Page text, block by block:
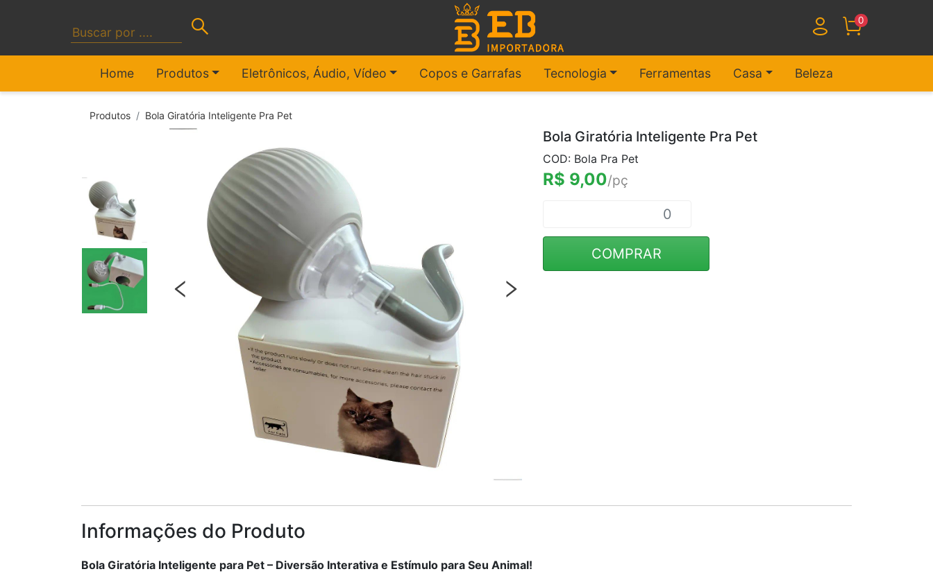
0
Home Produtos Eletrônicos, Áudio, Vídeo Copos e Garrafas Tecnologia Ferramentas Casa Beleza
Produtos Bola Giratória Inteligente Pra Pet
Bola Giratória Inteligente Pra Pet
COD: Bola Pra Pet
R$ 9,00/pç
COMPRAR
Informações do Produto
Bola Giratória Inteligente para Pet – Diversão Interativa e Estímulo para Seu Animal!